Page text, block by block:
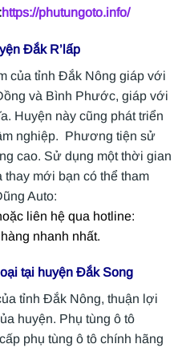
https://phutungoto.info/
Đắk R’lấp
của tỉnh Đắk Nông giáp với
và Bình Phước, giáp với
Huyện này cũng phát triển
nghiệp. Phương tiện sử
cao. Sử dụng một thời gian
mới bạn có thể tham
Auto:
liên hệ qua hotline:
nhanh nhất.
tại huyện Đắk Song
tỉnh Đắk Nông, thuận lợi
huyện. Phụ tùng ô tô
phụ tùng ô tô chính hãng